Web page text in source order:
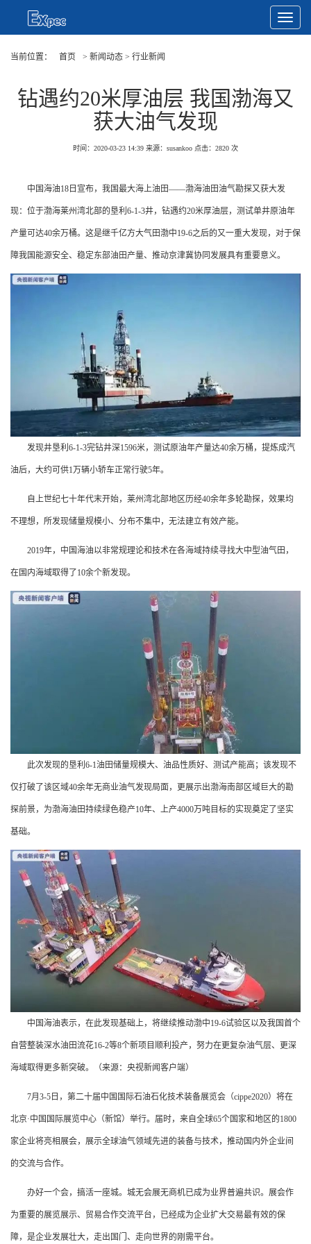
Toggle
当前位置：
首页 > 新闻动态 > 行业新闻
钻遇约20米厚油层 我国渤海又
获大油气发现
时间：2020-03-23 14:39 来源：susankoo 点击： 2820 次
中国海油18日宣布，我国最大海上油田——渤海油田油气勘探又获大发
现：位于渤海莱州湾北部的垦利6-1-3井，钻遇约20米厚油层，测试单井原油年
产量可达40余万桶。这是继千亿方大气田渤中19-6之后的又一重大发现，对于保
障我国能源安全、稳定东部油田产量、推动京津冀协同发展具有重要意义。
发现井垦利6-1-3完钻井深1596米，测试原油年产量达40余万桶，提炼成汽
油后，大约可供1万辆小轿车正常行驶5年。
自上世纪七十年代末开始，莱州湾北部地区历经40余年多轮勘探，效果均
不理想，所发现储量规模小、分布不集中，无法建立有效产能。
2019年，中国海油以非常规理论和技术在各海域持续寻找大中型油气田，
在国内海域取得了10余个新发现。
此次发现的垦利6-1油田储量规模大、油品性质好、测试产能高；该发现不
仅打破了该区域40余年无商业油气发现局面，更展示出渤海南部区域巨大的勘
探前景，为渤海油田持续绿色稳产10年、上产4000万吨目标的实现奠定了坚实
基础。
中国海油表示，在此发现基础上，将继续推动渤中19-6试验区以及我国首个
自营整装深水油田流花16-2等8个新项目顺利投产，努力在更复杂油气层、更深
海域取得更多新突破。（来源：央视新闻客户端）
7月3-5日，第二十届中国国际石油石化技术装备展览会（cippe2020）将在
北京·中国国际展览中心（新馆）举行。届时，来自全球65个国家和地区的1800
家企业将亮相展会，展示全球油气领域先进的装备与技术，推动国内外企业间
的交流与合作。
办好一个会，搞活一座城。城无会展无商机已成为业界普遍共识。展会作
为重要的展览展示、贸易合作交流平台，已经成为企业扩大交易最有效的保
障，是企业发展壮大，走出国门、走向世界的刚需平台。